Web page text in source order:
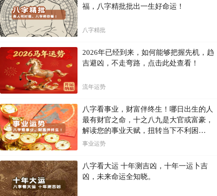
福，八字精批批出一生好命运！
八字精批
2026年已经到来，如何能够把握先机，趋
吉避凶，不走弯路，点击此处查看！
流年运势
八字看事业，财富伴终生！哪日出生的人
最有财官之命，十之八九是大官或富豪，
解读您的事业天赋，扭转当下不利困
局！！
事业运势
八字看大运 十年测吉凶，十年一运卜吉
凶，未来命运全知晓。